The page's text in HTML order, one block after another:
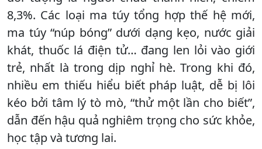
8,3%. Các loại ma túy tổng hợp thế hệ mới,
ma túy “núp bóng” dưới dạng kẹo, nước giải
khát, thuốc lá điện tử… đang len lỏi vào giới
trẻ, nhất là trong dịp nghỉ hè. Trong khi đó,
nhiều em thiếu hiểu biết pháp luật, dễ bị lôi
kéo bởi tâm lý tò mò, “thử một lần cho biết”,
dẫn đến hậu quả nghiêm trọng cho sức khỏe,
học tập và tương lai.